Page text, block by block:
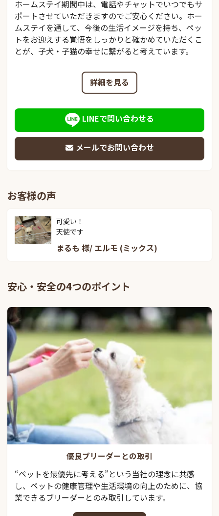
ホームステイ期間中は、電話やチャットでいつでもサ
ポートさせていただきますのでご安心ください。ホー
ムステイを通して、今後の生活イメージを持ち、ペッ
トをお迎えする覚悟をしっかりと確かめていただくこ
とが、子犬・子猫の幸せに繋がると考えています。
詳細を見る
LINEで問い合わせる
メールでお問い合わせ
お客様の声
可愛い！
天使です
まるも 様/ エルモ (ミックス)
安心・安全の4つのポイント
優良ブリーダーとの取引
“ペットを最優先に考える”という当社の理念に共感
し、ペットの健康管理や生活環境の向上のために、協
業できるブリーダーとのみ取引しています。